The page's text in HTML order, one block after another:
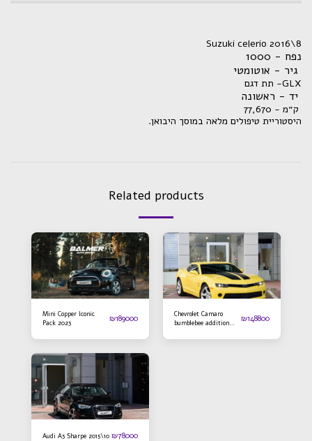
Suzuki celerio 2016\8
נפח - 1000
תת דגם -GLX
.היסטוריית טיפולים מלאה במוסך היבואן
Related products
Mini Copper Iconic
Pack 2023
₪189000
Chevrolet Camaro
bumblebee addition
₪148800
Audi A3 Sharpe 2015\10 ₪78000